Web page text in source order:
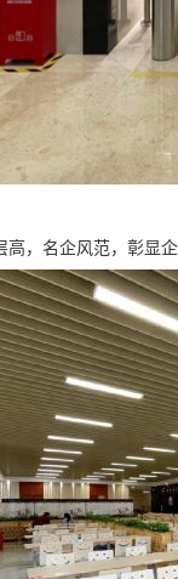
高，名企风范，彰显